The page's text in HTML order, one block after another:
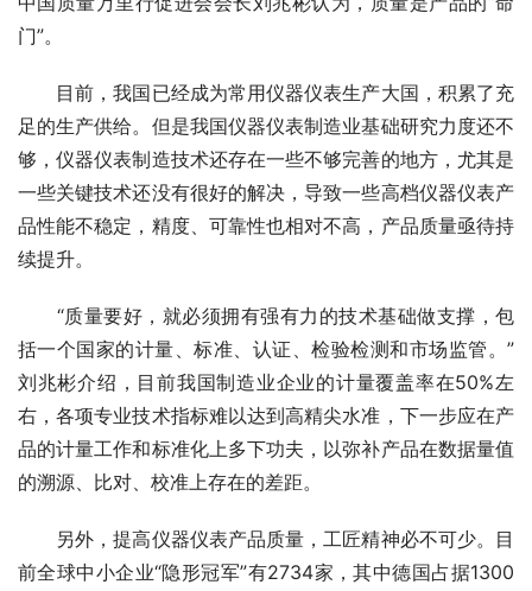
门”。
目前，我国已经成为常用仪器仪表生产大国，积累了充
足的生产供给。但是我国仪器仪表制造业基础研究力度还不
够，仪器仪表制造技术还存在一些不够完善的地方，尤其是
一些关键技术还没有很好的解决，导致一些高档仪器仪表产
品性能不稳定，精度、可靠性也相对不高，产品质量亟待持
续提升。
“质量要好，就必须拥有强有力的技术基础做支撑，包
括一个国家的计量、标准、认证、检验检测和市场监管。”
刘兆彬介绍，目前我国制造业企业的计量覆盖率在50%左
右，各项专业技术指标难以达到高精尖水准，下一步应在产
品的计量工作和标准化上多下功夫，以弥补产品在数据量值
的溯源、比对、校准上存在的差距。
另外，提高仪器仪表产品质量，工匠精神必不可少。目
前全球中小企业“隐形冠军”有2734家，其中德国占据1300